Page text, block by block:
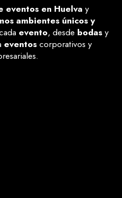
eventos en Huelva y
ambientes únicos y
evento, desde bodasy
eventoscorporativos y